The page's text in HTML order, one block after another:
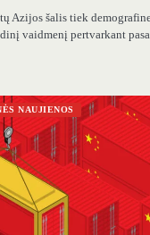
Azijos šalis tiek
vaidmenį pertvarkant
NAUJIENOS